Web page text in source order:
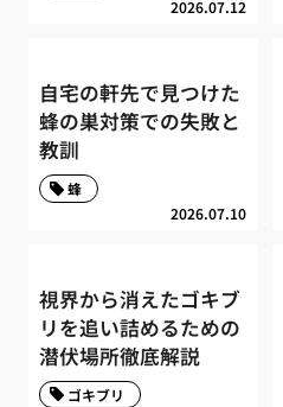
2026.07.12
自宅の軒先で見つけた
蜂の巣対策での失敗と
教訓
2026.07.10
蜂
視界から消えたゴキブ
リを追い詰めるための
潜伏場所徹底解説
ゴキブリ